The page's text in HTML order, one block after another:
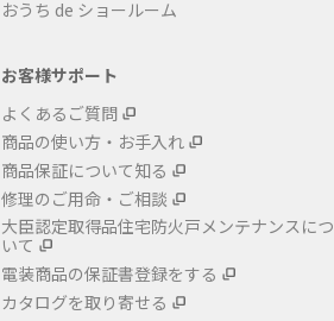
おうち de ショールーム
お客様サポート
よくあるご質問
商品の使い方・お手入れ
商品保証について知る
修理のご用命・ご相談
大臣認定取得品住宅防火戸メンテナンスにつ
いて
電装商品の保証書登録をする
カタログを取り寄せる